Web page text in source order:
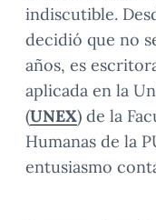
indiscutible.
decidió que no
años, es
aplicada en la
(UNEX) de la
Humanas de la
entusiasmo